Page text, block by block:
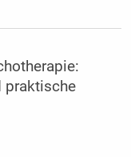
praktische